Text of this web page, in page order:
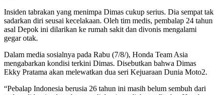
Insiden tabrakan yang menimpa Dimas cukup serius. Dia sempat tak
sadarkan diri seusai kecelakaan. Oleh tim medis, pembalap 24 tahun
asal Depok ini dilarikan ke rumah sakit dan divonis mengalami
gegar otak.
Dalam media sosialnya pada Rabu (7/8/), Honda Team Asia
mengabarkan kondisi terkini Dimas. Disebutkan bahwa Dimas
Ekky Pratama akan melewatkan dua seri Kejuaraan Dunia Moto2.
“Pebalap Indonesia berusia 26 tahun ini masih belum sembuh dari